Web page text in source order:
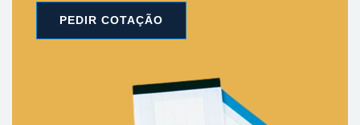
PEDIR COTAÇÃO